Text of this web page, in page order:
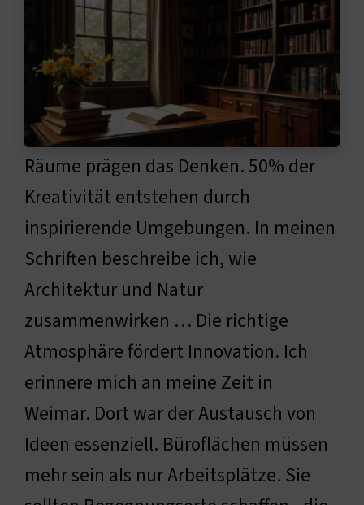
Räume prägen das Denken. 50% der
Kreativität entstehen durch
inspirierende Umgebungen. In meinen
Schriften beschreibe ich, wie
Architektur und Natur
zusammenwirken … Die richtige
Atmosphäre fördert Innovation. Ich
erinnere mich an meine Zeit in
Weimar. Dort war der Austausch von
Ideen essenziell. Büroflächen müssen
mehr sein als nur Arbeitsplätze. Sie